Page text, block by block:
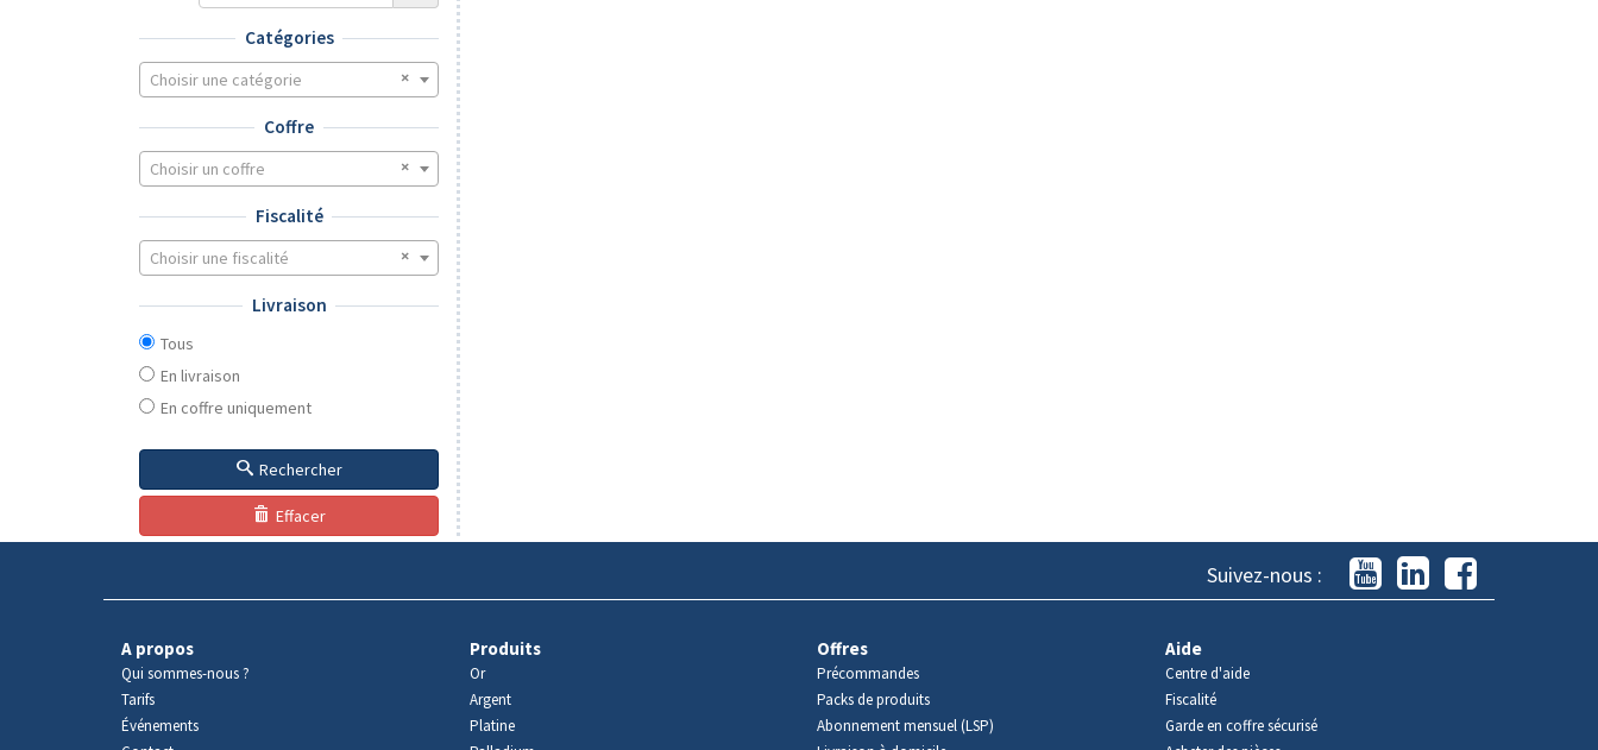
Catégories
Choisir une catégorie
Coffre
Choisir un coffre
Fiscalité
Choisir une fiscalité
Livraison
Tous
En livraison
En coffre uniquement
Rechercher
Effacer
Suivez-nous :
A propos
Qui sommes-nous ?
Tarifs
Événements
Produits
Or
Argent
Platine
Offres
Précommandes
Packs de produits
Abonnement mensuel (LSP)
Aide
Centre d'aide
Fiscalité
Garde en coffre sécurisé